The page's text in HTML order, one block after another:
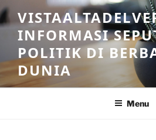
Skip
to
contentINFORMASI
POLITIK DI
DUNIA
Menu